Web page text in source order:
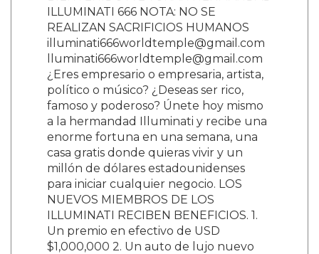
ILLUMINATI 666 NOTA: NO SE
REALIZAN SACRIFICIOS HUMANOS
illuminati666worldtemple@gmail.com
lluminati666worldtemple@gmail.com
¿Eres empresario o empresaria, artista,
político o músico? ¿Deseas ser rico,
famoso y poderoso? Únete hoy mismo
a la hermandad Illuminati y recibe una
enorme fortuna en una semana, una
casa gratis donde quieras vivir y un
millón de dólares estadounidenses
para iniciar cualquier negocio. LOS
NUEVOS MIEMBROS DE LOS
ILLUMINATI RECIBEN BENEFICIOS. 1.
Un premio en efectivo de USD
$1,000,000 2. Un auto de lujo nuevo